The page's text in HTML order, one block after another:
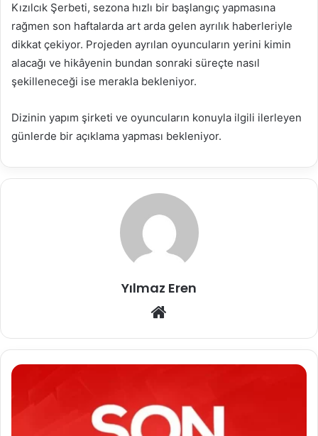
Kızılcık Şerbeti, sezona hızlı bir başlangıç yapmasına
rağmen son haftalarda art arda gelen ayrılık haberleriyle
dikkat çekiyor. Projeden ayrılan oyuncuların yerini kimin
alacağı ve hikâyenin bundan sonraki süreçte nasıl
şekilleneceği ise merakla bekleniyor.
Dizinin yapım şirketi ve oyuncuların konuyla ilgili ilerleyen
günlerde bir açıklama yapması bekleniyor.
Yılmaz Eren